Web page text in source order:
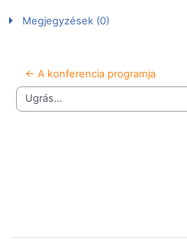
Megjegyzések (0)
← A konferencia programja
Ugrás...